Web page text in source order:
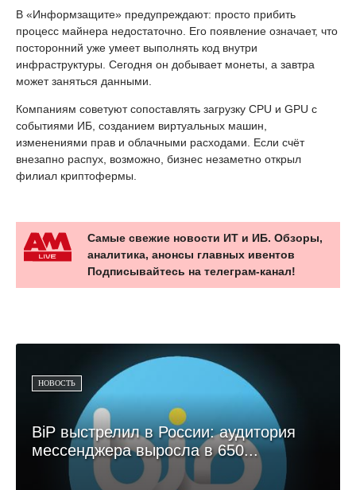
В «Информзащите» предупреждают: просто прибить
процесс майнера недостаточно. Его появление означает, что
посторонний уже умеет выполнять код внутри
инфраструктуры. Сегодня он добывает монеты, а завтра
может заняться данными.
Компаниям советуют сопоставлять загрузку CPU и GPU с
событиями ИБ, созданием виртуальных машин,
изменениями прав и облачными расходами. Если счёт
внезапно распух, возможно, бизнес незаметно открыл
филиал криптофермы.
Самые свежие новости ИТ и ИБ. Обзоры,
аналитика, анонсы главных ивентов
Подписывайтесь на телеграм-канал!
НОВОСТЬ
BiP выстрелил в России: аудитория
мессенджера выросла в 650...